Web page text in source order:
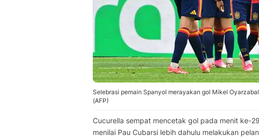
Selebrasi pemain Spanyol merayakan gol Mikel
(AFP)
Cucurella sempat mencetak gol pada menit ke-
menilai Pau Cubarsi lebih dahulu melakukan